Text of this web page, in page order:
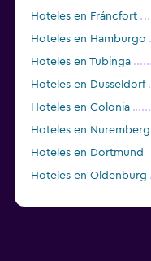
Hoteles en Fráncfort
Hoteles en Hamburgo
Hoteles en Tubinga
Hoteles en Düsseldorf
Hoteles en Colonia
Hoteles en Nuremberg
Hoteles en Dortmund
Hoteles en Oldenburg